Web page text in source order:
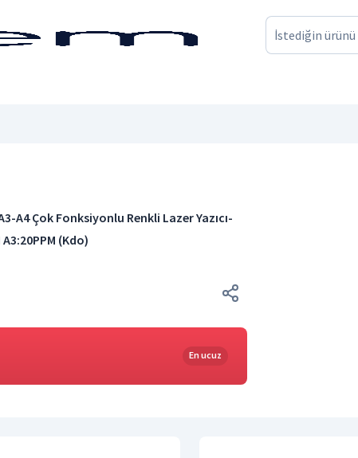
A4 Çok Fonksiyonlu Renkli Lazer Yazıcı-
(Kdo)
En ucuz